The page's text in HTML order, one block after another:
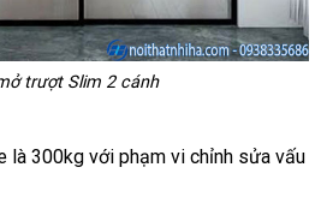
trượt Slim 2 cánh
là 300kg với phạm vi chỉnh sửa vấu